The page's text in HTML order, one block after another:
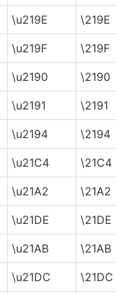
\u219E \219E
\u219F \219F
\u2190 \2190
\u2191 \2191
\u2194 \2194
\u21C4 \21C4
\u21A2 \21A2
\u21DE \21DE
\u21AB \21AB
\u21DC \21DC